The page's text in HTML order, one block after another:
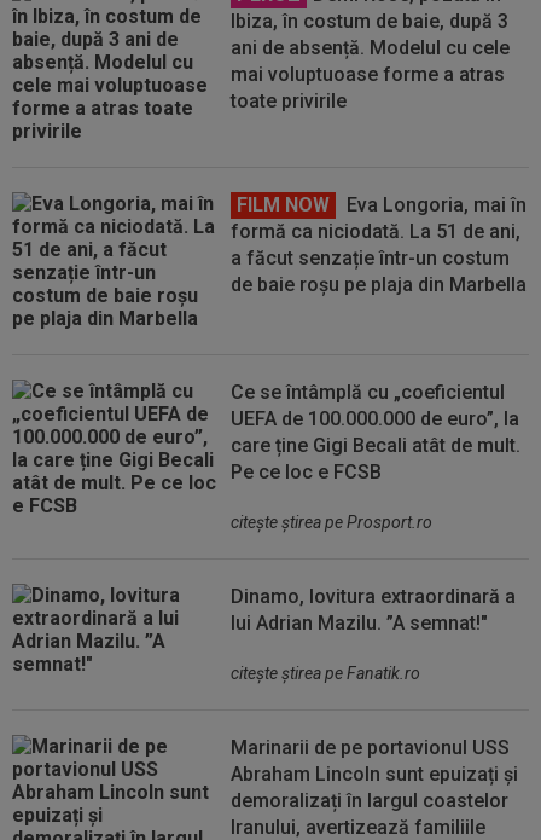
Ibiza, în costum de baie, după 3
ani de absență. Modelul cu cele
mai voluptuoase forme a atras
toate privirile
FILM NOW
Eva Longoria, mai în
formă ca niciodată. La 51 de ani,
a făcut senzație într-un costum
de baie roșu pe plaja din Marbella
Ce se întâmplă cu „coeficientul
UEFA de 100.000.000 de euro”, la
care ține Gigi Becali atât de mult.
Pe ce loc e FCSB
citeşte ştirea pe Prosport.ro
Dinamo, lovitura extraordinară a
lui Adrian Mazilu. ”A semnat!"
citeşte ştirea pe Fanatik.ro
Marinarii de pe portavionul USS
Abraham Lincoln sunt epuizați și
demoralizați în largul coastelor
Iranului, avertizează familiile